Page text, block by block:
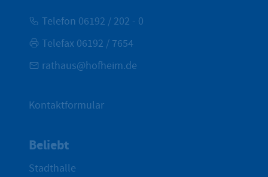
Telefon 06192 / 202 - 0
Telefax 06192 / 7654
rathaus@hofheim.de
Kontaktformular
Beliebt
Stadthalle